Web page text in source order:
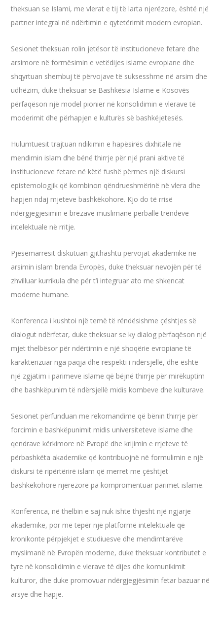
theksuan se Islami, me vlerat e tij të larta njerëzore, është një
partner integral në ndërtimin e qytetërimit modern evropian.
Sesionet theksuan rolin jetësor të institucioneve fetare dhe
arsimore në formësimin e vetëdijes islame evropiane dhe
shqyrtuan shembuj të përvojave të suksesshme në arsim dhe
udhëzim, duke theksuar se Bashkësia Islame e Kosovës
përfaqëson një model pionier në konsolidimin e vlerave të
moderimit dhe përhapjen e kulturës së bashkëjetesës.
Hulumtuesit trajtuan ndikimin e hapësirës dixhitale në
mendimin islam dhe bënë thirrje për një prani aktive të
institucioneve fetare në këtë fushë përmes një diskursi
epistemologjik që kombinon qëndrueshmërinë në vlera dhe
hapjen ndaj mjeteve bashkëkohore. Kjo do të rrisë
ndërgjegjësimin e brezave muslimanë përballë trendeve
intelektuale në rritje.
Pjesëmarrësit diskutuan gjithashtu përvojat akademike në
arsimin islam brenda Evropës, duke theksuar nevojën për të
zhvilluar kurrikula dhe për t’i integruar ato me shkencat
moderne humane.
Konferenca i kushtoi një temë të rëndësishme çështjes së
dialogut ndërfetar, duke theksuar se ky dialog përfaqëson një
mjet thelbësor për ndërtimin e një shoqërie evropiane të
karakterizuar nga paqja dhe respekti i ndërsjellë, dhe është
një zgjatim i parimeve islame që bëjnë thirrje për mirëkuptim
dhe bashkëpunim të ndërsjellë midis kombeve dhe kulturave.
Sesionet përfunduan me rekomandime që bënin thirrje për
forcimin e bashkëpunimit midis universiteteve islame dhe
qendrave kërkimore në Evropë dhe krijimin e rrjeteve të
përbashkëta akademike që kontribuojnë në formulimin e një
diskursi të ripërtërirë islam që merret me çështjet
bashkëkohore njerëzore pa kompromentuar parimet islame.
Konferenca, në thelbin e saj nuk ishte thjesht një ngjarje
akademike, por më tepër një platformë intelektuale që
kronikonte përpjekjet e studiuesve dhe mendimtarëve
myslimanë në Evropën moderne, duke theksuar kontributet e
tyre në konsolidimin e vlerave të dijes dhe komunikimit
kulturor, dhe duke promovuar ndërgjegjësimin fetar bazuar në
arsye dhe hapje.